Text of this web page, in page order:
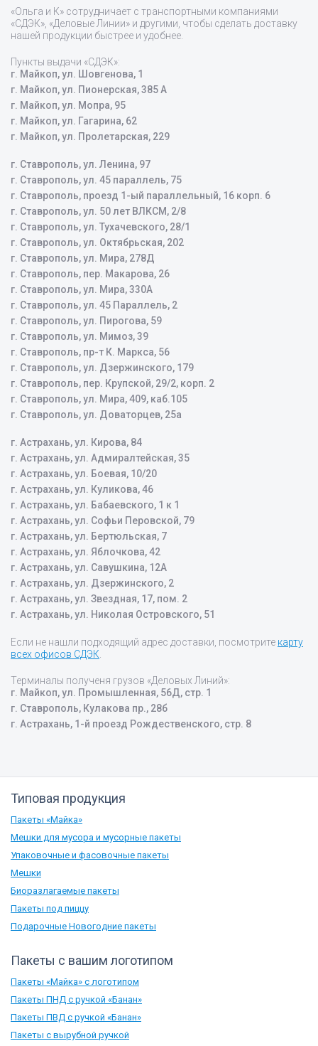
«Ольга и К» сотрудничает с транспортными компаниями
«СДЭК», «Деловые Линии» и другими, чтобы сделать доставку
нашей продукции быстрее и удобнее.
Пункты выдачи «СДЭК»:
г. Майкоп, ул. Шовгенова, 1
г. Майкоп, ул. Пионерская, 385 А
г. Майкоп, ул. Мопра, 95
г. Майкоп, ул. Гагарина, 62
г. Майкоп, ул. Пролетарская, 229
г. Ставрополь, ул. Ленина, 97
г. Ставрополь, ул. 45 параллель, 75
г. Ставрополь, проезд 1-ый параллельный, 16 корп. 6
г. Ставрополь, ул. 50 лет ВЛКСМ, 2/8
г. Ставрополь, ул. Тухачевского, 28/1
г. Ставрополь, ул. Октябрьская, 202
г. Ставрополь, ул. Мира, 278Д
г. Ставрополь, пер. Макарова, 26
г. Ставрополь, ул. Мира, 330А
г. Ставрополь, ул. 45 Параллель, 2
г. Ставрополь, ул. Пирогова, 59
г. Ставрополь, ул. Мимоз, 39
г. Ставрополь, пр-т К. Маркса, 56
г. Ставрополь, ул. Дзержинского, 179
г. Ставрополь, пер. Крупской, 29/2, корп. 2
г. Ставрополь, ул. Мира, 409, каб.105
г. Ставрополь, ул. Доваторцев, 25а
г. Астрахань, ул. Кирова, 84
г. Астрахань, ул. Адмиралтейская, 35
г. Астрахань, ул. Боевая, 10/20
г. Астрахань, ул. Куликова, 46
г. Астрахань, ул. Бабаевского, 1 к 1
г. Астрахань, ул. Софьи Перовской, 79
г. Астрахань, ул. Бертюльская, 7
г. Астрахань, ул. Яблочкова, 42
г. Астрахань, ул. Савушкина, 12А
г. Астрахань, ул. Дзержинского, 2
г. Астрахань, ул. Звездная, 17, пом. 2
г. Астрахань, ул. Николая Островского, 51
Если не нашли подходящий адрес доставки, посмотрите карту
всех офисов СДЭК
Терминалы полученя грузов «Деловых Линий»:
г. Майкоп, ул. Промышленная, 56Д, стр. 1
г. Ставрополь, Кулакова пр., 28б
г. Астрахань, 1-й проезд Рождественского, стр. 8
Типовая продукция
Пакеты «Майка»
Мешки для мусора и мусорные пакеты
Упаковочные и фасовочные пакеты
Мешки
Биоразлагаемые пакеты
Пакеты под пиццу
Подарочные Новогодние пакеты
Пакеты с вашим логотипом
Пакеты «Майка» с логотипом
Пакеты ПНД с ручкой «Банан»
Пакеты ПВД с ручкой «Банан»
Пакеты с вырубной ручкой